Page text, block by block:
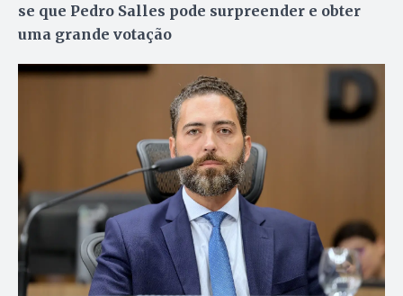
se que Pedro Salles pode surpreender e obter
uma grande votação